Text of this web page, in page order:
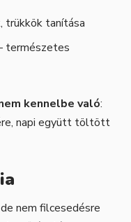
trükkök tanítása
természetes
kennelbe való:
napi együtt töltött
nem filcesedésre